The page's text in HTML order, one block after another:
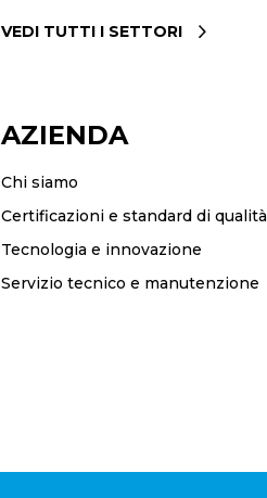
VEDI TUTTI I SETTORI
AZIENDA
Chi siamo
Certificazioni e standard di qualità
Tecnologia e innovazione
Servizio tecnico e manutenzione